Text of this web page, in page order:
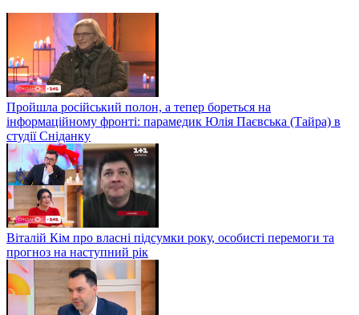
Пройшла російський полон, а тепер бореться на
інформаційному фронті: парамедик Юлія Паєвська (Тайра) в
студії Сніданку
Віталій Кім про власні підсумки року, особисті перемоги та
прогноз на наступний рік